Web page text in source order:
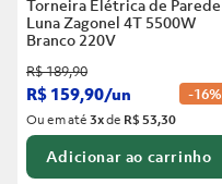
Torneira Elétrica de Parede
Luna Zagonel 4T 5500W
Branco 220V
R$189,90
R$ 159,90/un -16%
Ou em até3xde R$ 53,30
Adicionar ao carrinho